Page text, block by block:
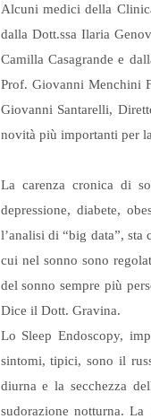
Alcuni medici della
dalla Dott.ssa Ilaria
Camilla Casagrande e
Prof. Giovanni Menchini
Giovanni Santarelli,
novità più importanti per
La carenza cronica di
depressione, diabete,
l’analisi di “big data”,
cui nel sonno sono
del sonno sempre più
Dice il Dott. Gravina.
Lo Sleep Endoscopy,
sintomi, tipici, sono il
diurna e la secchezza
sudorazione notturna.